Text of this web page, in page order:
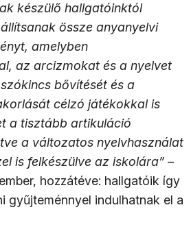
készülő hallgatóinktól
össze anyanyelvi
amelyben
az arcizmokat és a nyelvet
bővítését és a
célzó játékokkal is
a tisztább artikuláció
a változatos nyelvhasználat
is felkészülve az iskolára” –
hozzátéve: hallgatóik így
gyűjteménnyel indulhatnak el a